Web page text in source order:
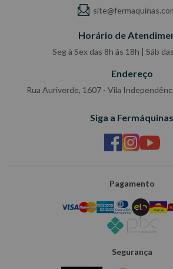
Horário de
Seg à Sex das 8h às 18h | Sáb
Endereço
Rua Auriverde, 1607 - Vila
Siga a Fermáquinas
Pagamento
Segurança